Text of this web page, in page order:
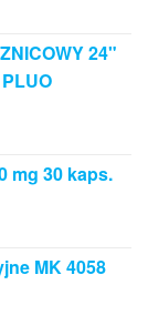
24"
mg 30 kaps.
MK 4058